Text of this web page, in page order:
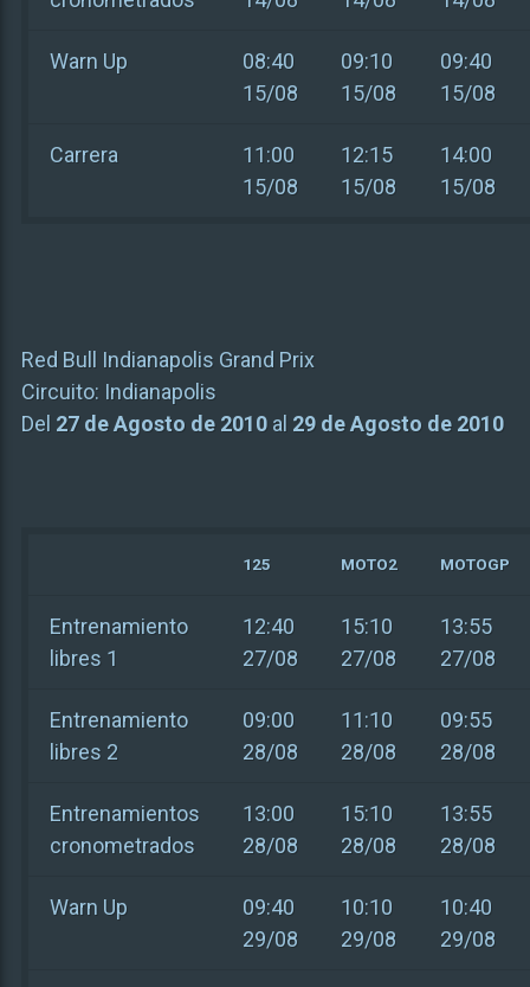
Warn Up
08:40
15/08
09:10
15/08
09:40
15/08
Carrera
11:00
15/08
12:15
15/08
14:00
15/08
Red Bull Indianapolis Grand Prix
Circuito: Indianapolis
Del 27 de Agosto de 2010al 29 de Agosto de 2010
125 MOTO2 MOTOGP
Entrenamiento
libres 1
12:40
27/08
15:10
27/08
13:55
27/08
Entrenamiento
libres 2
09:00
28/08
11:10
28/08
09:55
28/08
Entrenamientos
cronometrados
13:00
28/08
15:10
28/08
13:55
28/08
Warn Up
09:40
29/08
10:10
29/08
10:40
29/08